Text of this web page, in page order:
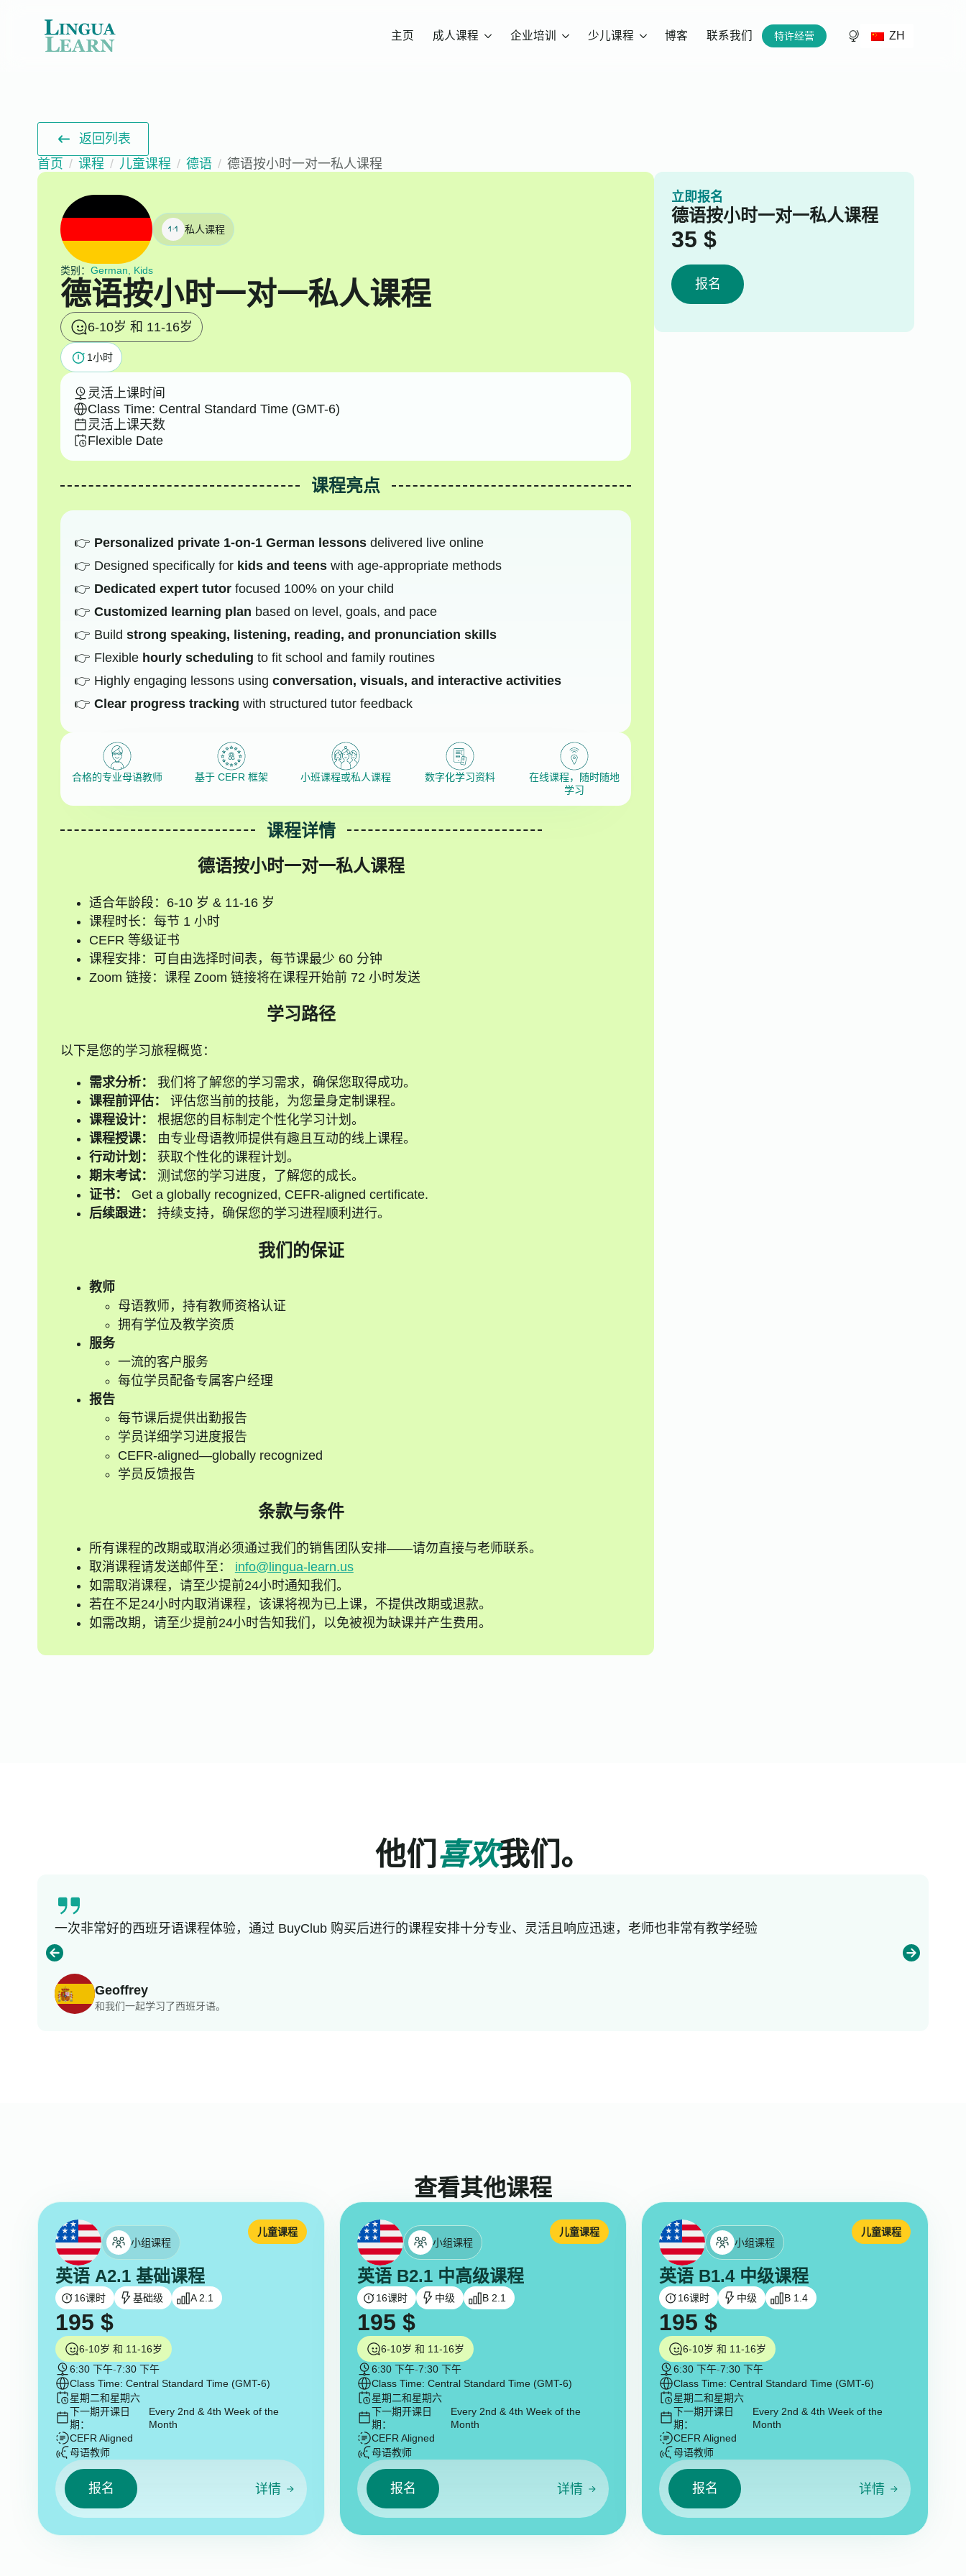
主页 成人课程 企业培训 少儿课程 博客 联系我们 特许经营 ZH
返回列表
首页
课程 儿童课程 德语 德语按小时一对一私人课程
私人课程
类别： German, Kids
德语按小时一对一私人课程
6-10岁 和 11-16岁
1小时
灵活上课时间
Class Time: Central Standard Time (GMT-6)
灵活上课天数
Flexible Date
课程亮点
Personalized private 1-on-1 German lessonsdelivered live online
Designed specifically for kids and teenswith age-appropriate methods
Dedicated expert tutorfocused 100% on your child
Customized learning plan based on level, goals, and pace
Build strong speaking, listening, reading, and pronunciation skills
Flexible hourly scheduling to fit school and family routines
Highly engaging lessons using conversation, visuals, and interactive activities
Clear progress tracking with structured tutor feedback
合格的专业母语教师 基于 CEFR 框架 小班课程或私人课程 数字化学习资料
在线课程，随时随地
学习
课程详情
德语按小时一对一私人课程
适合年龄段：6-10 岁 & 11-16 岁
课程时长：每节 1 小时
CEFR 等级证书
课程安排：可自由选择时间表，每节课最少 60 分钟
Zoom 链接：课程 Zoom 链接将在课程开始前 72 小时发送
学习路径
以下是您的学习旅程概览：
需求分析：
我们将了解您的学习需求，确保您取得成功。
课程前评估：
评估您当前的技能，为您量身定制课程。
课程设计：
根据您的目标制定个性化学习计划。
课程授课：
由专业母语教师提供有趣且互动的线上课程。
行动计划：
获取个性化的课程计划。
期末考试：
测试您的学习进度，了解您的成长。
证书：
Get a globally recognized, CEFR-aligned certificate.
后续跟进：
持续支持，确保您的学习进程顺利进行。
我们的保证
教师
母语教师，持有教师资格认证
拥有学位及教学资质
服务
一流的客户服务
每位学员配备专属客户经理
报告
每节课后提供出勤报告
学员详细学习进度报告
CEFR-aligned—globally recognized
学员反馈报告
条款与条件
所有课程的改期或取消必须通过我们的销售团队安排——请勿直接与老师联系。
取消课程请发送邮件至： info@lingua-learn.us
如需取消课程，请至少提前24小时通知我们。
若在不足24小时内取消课程，该课将视为已上课，不提供改期或退款。
如需改期，请至少提前24小时告知我们，以免被视为缺课并产生费用。
立即报名
德语按小时一对一私人课程
35 $
报名
他们 喜欢我们。
Geoffrey
和我们一起学习了西班牙语。
一次非常好的西班牙语课程体验，通过 BuyClub 购买后进行的课程安排十分专业、灵活且响应迅速，老师也非常有教学经验
查看其他课程
小组课程
英语 A2.1 基础课程
儿童课程
16课时 基础级 A 2.1
195 $
6-10岁 和 11-16岁
6:30 下午-7:30 下午
Class Time: Central Standard Time (GMT-6)
星期二和星期六
下一期开课日
期：
Every 2nd & 4th Week of the
Month
CEFR Aligned
母语教师
报名 详情
小组课程
英语 B2.1 中高级课程
儿童课程
16课时 中级 B 2.1
195 $
6-10岁 和 11-16岁
6:30 下午-7:30 下午
Class Time: Central Standard Time (GMT-6)
星期二和星期六
下一期开课日
期：
Every 2nd & 4th Week of the
Month
CEFR Aligned
母语教师
报名 详情
小组课程
英语 B1.4 中级课程
儿童课程
16课时 中级 B 1.4
195 $
6-10岁 和 11-16岁
6:30 下午-7:30 下午
Class Time: Central Standard Time (GMT-6)
星期二和星期六
下一期开课日
期：
Every 2nd & 4th Week of the
Month
CEFR Aligned
母语教师
报名 详情